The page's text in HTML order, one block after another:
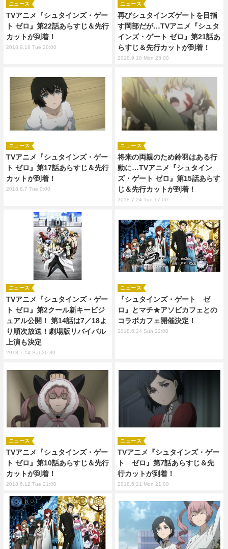
TVアニメ『シュタインズ・ゲー
ト ゼロ』第22話あらすじ＆先行
カットが到着！
ニュース
2018.9.18 Tue 20:00
再びシュタインズゲートを目指
す岡部だが…TVアニメ『シュタ
インズ・ゲート ゼロ』第21話あ
らすじ＆先行カットが到着！
ニュース
2018.9.10 Mon 23:00
TVアニメ『シュタインズ・ゲー
ト ゼロ』第17話あらすじ＆先行
カットが到着！
ニュース
2018.8.7 Tue 0:00
将来の両親のため鈴羽はある行
動に…TVアニメ『シュタイン
ズ・ゲート ゼロ』第15話あらす
じ＆先行カットが到着！
ニュース
2018.7.24 Tue 17:00
TVアニメ『シュタインズ・ゲー
ト ゼロ』第2クール新キービジ
ュアル公開！ 第14話は7／18よ
り順次放送！劇場版リバイバル
上演も決定
ニュース
2018.7.14 Sat 20:30
『シュタインズ・ゲート ゼ
ロ』とマチ★アソビカフェとの
コラボカフェ開催決定！
ニュース
2018.6.24 Sun 22:00
TVアニメ『シュタインズ・ゲー
ト ゼロ』第10話あらすじ＆先行
カットが到着！
ニュース
2018.6.12 Tue 21:00
TVアニメ『シュタインズ・ゲー
ト ゼロ』第7話あらすじ＆先
行カットが到着！
ニュース
2018.5.21 Mon 21:00